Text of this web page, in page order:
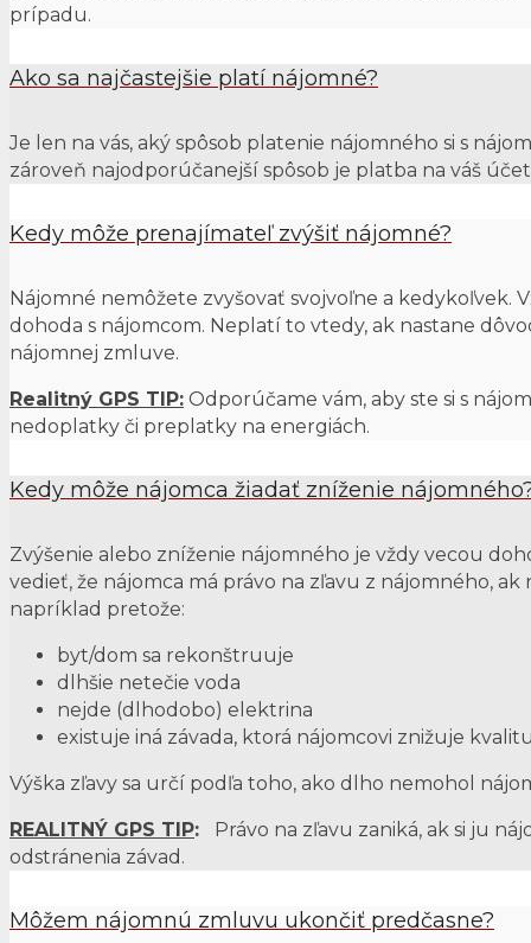
prípadu.
Ako sa najčastejšie platí nájomné?
Je len na vás, aký spôsob platenie nájomného si s
zároveň najodporúčanejší spôsob je platba na váš
Kedy môže prenajímateľ zvýšiť nájomné?
Nájomné nemôžete zvyšovať svojvoľne a
dohoda s nájomcom. Neplatí to vtedy, ak nastane
nájomnej zmluve.
Realitný GPS TIP: Odporúčame vám, aby ste si s
nedoplatky či preplatky na energiách.
Kedy môže nájomca žiadať zníženie
Zvýšenie alebo zníženie nájomného je vždy vecou
vedieť, že nájomca má právo na zľavu z nájomného,
napríklad pretože:
byt/dom sa rekonštruuje
dlhšie netečie voda
nejde (dlhodobo) elektrina
existuje iná závada, ktorá nájomcovi znižuje
Výška zľavy sa určí podľa toho, ako dlho nemohol
REALITNÝ GPS TIP:
Právo na zľavu zaniká, ak si ju
odstránenia závad.
Môžem nájomnú zmluvu ukončiť predčasne?